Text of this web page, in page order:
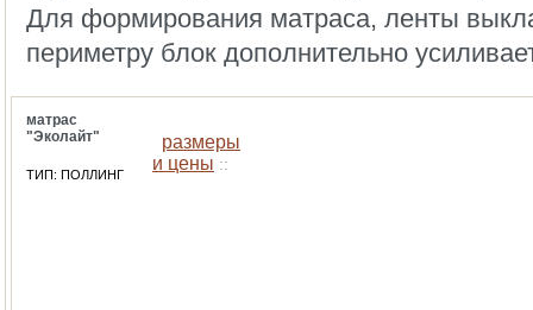
Для формирования матраса, ленты
периметру блок дополнительно
матрас
"Эколайт"
ТИП: ПОЛЛИНГ
размеры
и цены ::